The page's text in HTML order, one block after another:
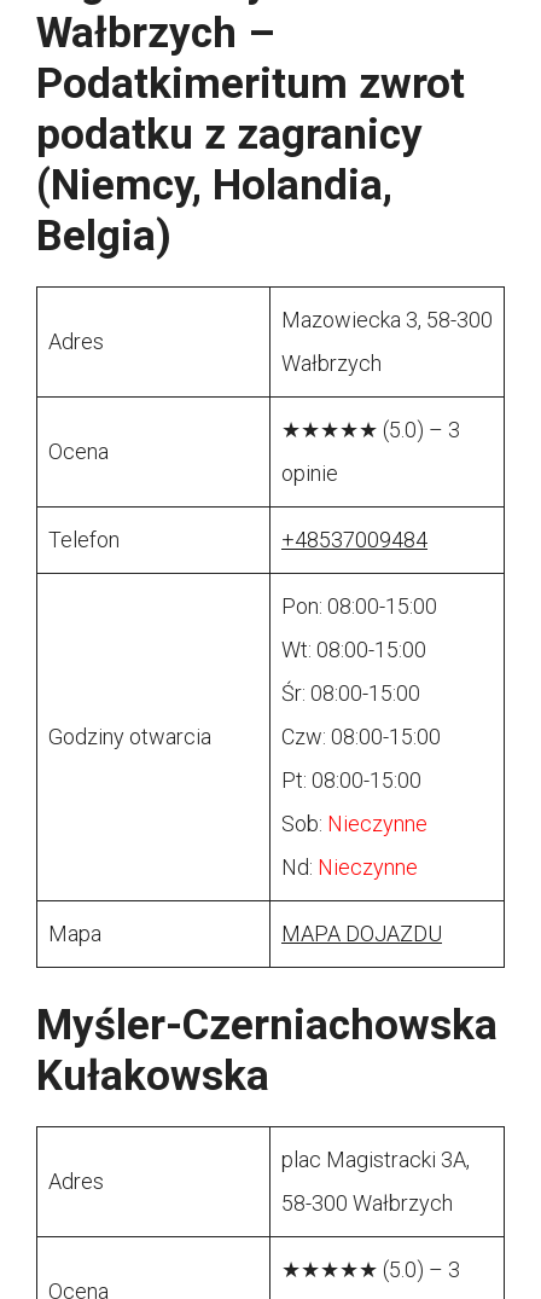
Wałbrzych –
Podatkimeritum zwrot
podatku z zagranicy
(Niemcy, Holandia,
Belgia)
Adres
Mazowiecka 3, 58-300
Wałbrzych
Ocena
★★★★★ (5.0) – 3
opinie
Telefon +48537009484
Godziny otwarcia
Pon: 08:00-15:00
Wt: 08:00-15:00
Śr: 08:00-15:00
Czw: 08:00-15:00
Pt: 08:00-15:00
Sob: Nieczynne
Nd: Nieczynne
Mapa MAPA DOJAZDU
Myśler-Czerniachowska
Kułakowska
Adres
plac Magistracki 3A,
58-300 Wałbrzych
Ocena
★★★★★ (5.0) – 3